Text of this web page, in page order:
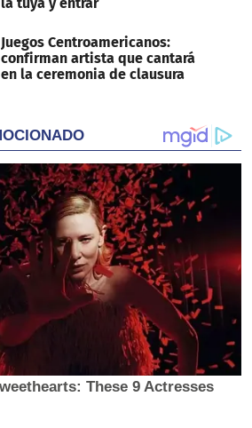
Juegos Centroamericanos:
confirman artista que cantará
en la ceremonia de clausura